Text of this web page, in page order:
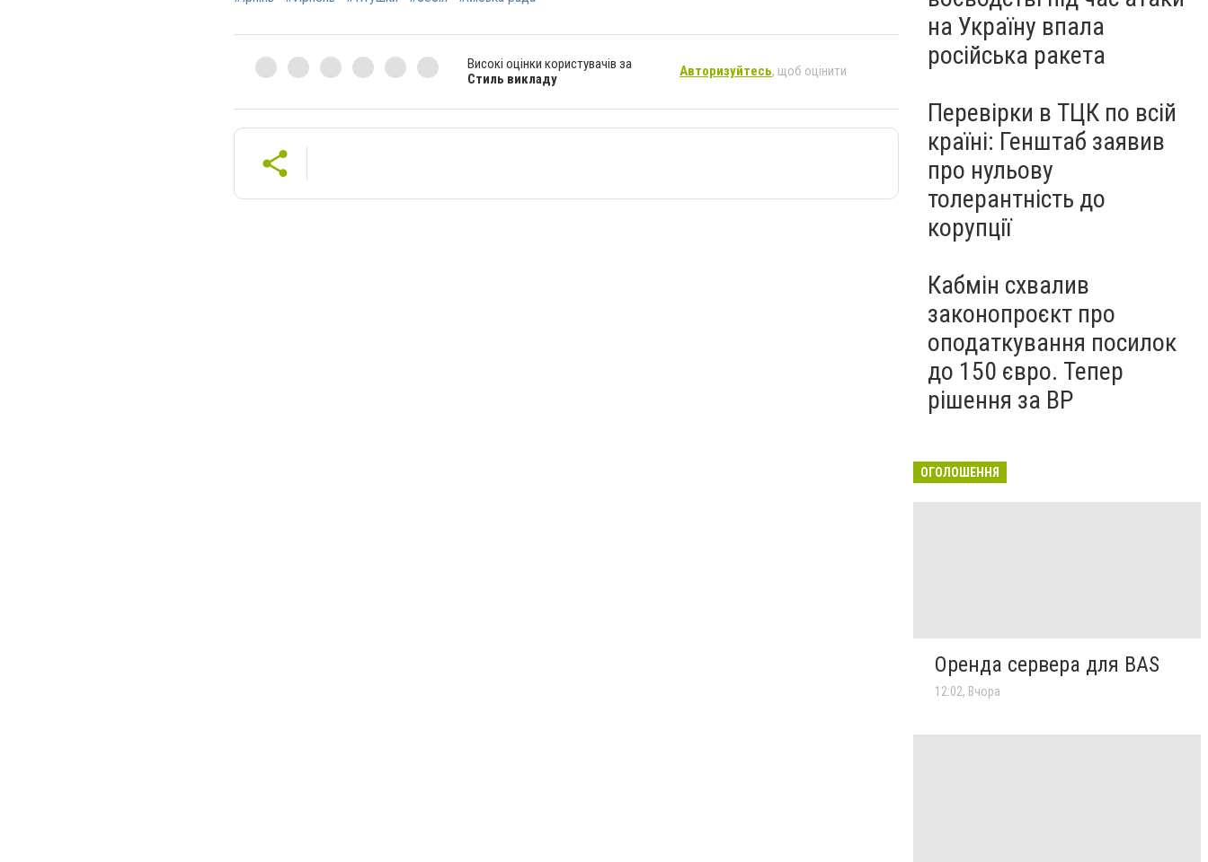
Високі оцінки користувачів за
Стиль викладу
Авторизуйтесь, щоб оцінити
на Україну впала
російська ракета
Перевірки в ТЦК по всій
країні: Генштаб заявив
про нульову
толерантність до
корупції
Кабмін схвалив
законопроєкт про
оподаткування посилок
до 150 євро. Тепер
рішення за ВР
ОГОЛОШЕННЯ
Оренда сервера для BAS
12:02, Вчора